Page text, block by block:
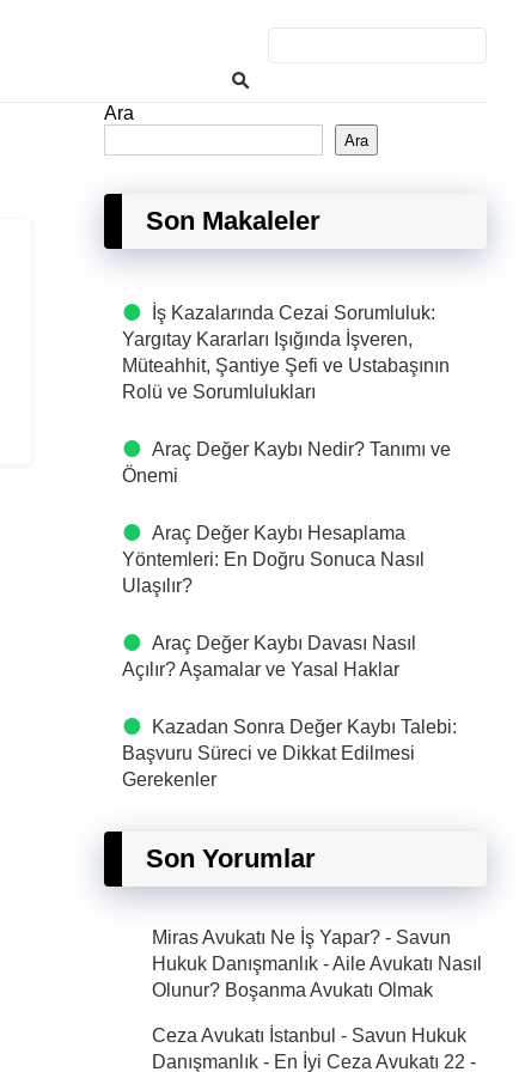
Ara
Ara
Son Makaleler
İş Kazalarında Cezai Sorumluluk:
Yargıtay Kararları Işığında İşveren,
Müteahhit, Şantiye Şefi ve Ustabaşının
Rolü ve Sorumlulukları
Araç Değer Kaybı Nedir? Tanımı ve
Önemi
Araç Değer Kaybı Hesaplama
Yöntemleri: En Doğru Sonuca Nasıl
Ulaşılır?
Araç Değer Kaybı Davası Nasıl
Açılır? Aşamalar ve Yasal Haklar
Kazadan Sonra Değer Kaybı Talebi:
Başvuru Süreci ve Dikkat Edilmesi
Gerekenler
Son Yorumlar
Miras Avukatı Ne İş Yapar? - Savun
Hukuk Danışmanlık -Aile Avukatı Nasıl
Olunur? Boşanma Avukatı Olmak
Ceza Avukatı İstanbul - Savun Hukuk
Danışmanlık - En İyi Ceza Avukatı 22 -